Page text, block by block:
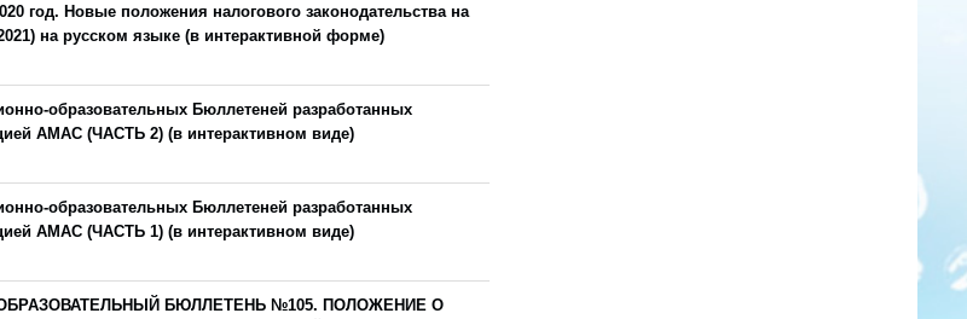
год. Новые положения налогового законодательства на
на русском языке (в интерактивной форме)
образовательных Бюллетеней разработанных
АМАС (ЧАСТЬ 2) (в интерактивном виде)
образовательных Бюллетеней разработанных
АМАС (ЧАСТЬ 1) (в интерактивном виде)
БЮЛЛЕТЕНЬ №105. ПОЛОЖЕНИЕ О